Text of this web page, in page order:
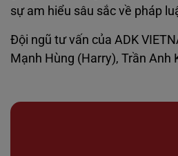
sự am hiểu sâu sắc về pháp
Đội ngũ tư vấn của ADK
Mạnh Hùng (Harry), Trần Anh